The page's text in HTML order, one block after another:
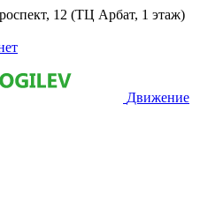
12 (ТЦ Арбат, 1 этаж)
Движение